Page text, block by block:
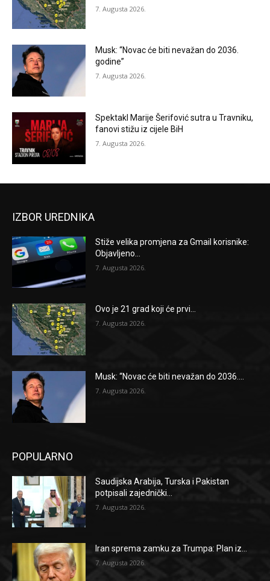
7. Augusta 2026.
Musk: “Novac će biti nevažan do 2036.
godine”
7. Augusta 2026.
Spektakl Marije Šerifović sutra u Travniku,
fanovi stižu iz cijele BiH
7. Augusta 2026.
IZBOR UREDNIKA
Stiže velika promjena za Gmail korisnike:
Objavljeno...
7. Augusta 2026.
Ovo je 21 grad koji će prvi...
7. Augusta 2026.
Musk: “Novac će biti nevažan do 2036....
7. Augusta 2026.
POPULARNO
Saudijska Arabija, Turska i Pakistan
potpisali zajednički...
7. Augusta 2026.
Iran sprema zamku za Trumpa: Plan iz...
7. Augusta 2026.